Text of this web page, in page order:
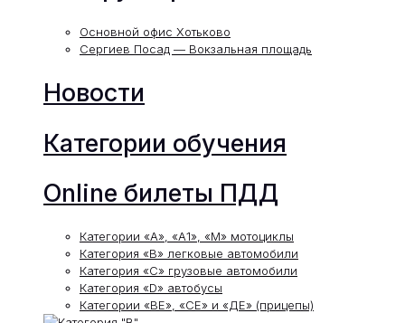
Основной офис Хотьково
Сергиев Посад — Вокзальная площадь
Новости
Категории обучения
Online билеты ПДД
Категории «А», «А1», «М» мотоциклы
Категория «В» легковые автомобили
Категория «С» грузовые автомобили
Категория «D» автобусы
Категории «ВЕ», «СЕ» и «ДЕ» (прицепы)